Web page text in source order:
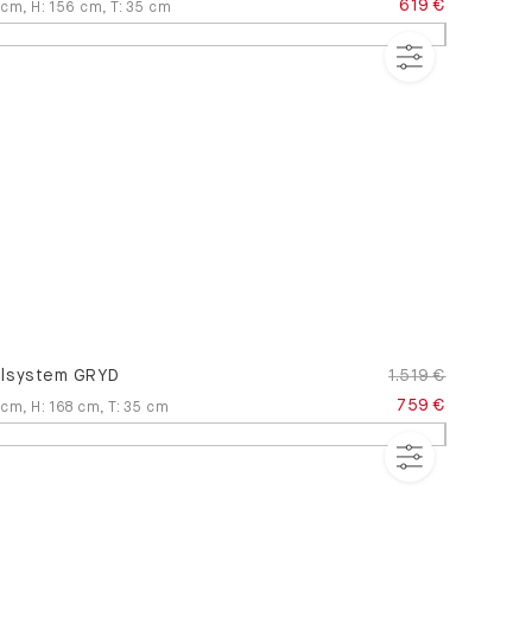
619 €
H : 156 cm ,T: 35 cm
GRYD
1.519 €
759 €
, H : 168 cm,T: 35 cm